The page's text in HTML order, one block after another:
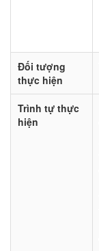
Đối tượng
thực hiện
Trình tự thực
hiện